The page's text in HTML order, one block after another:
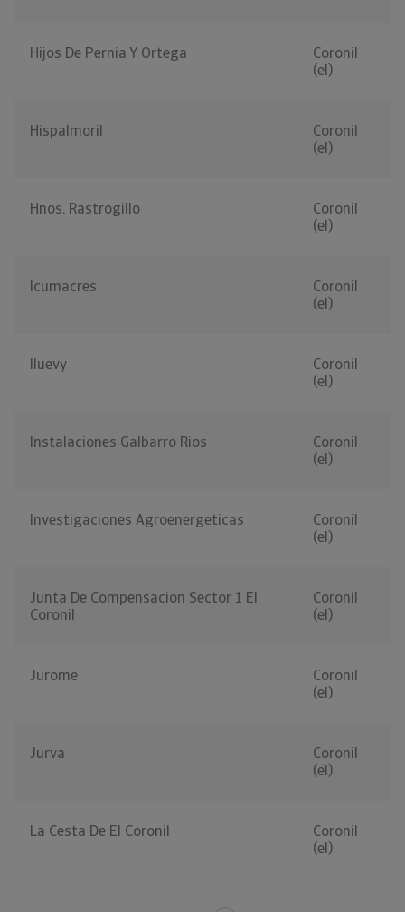
Hijos De Pernia Y Ortega
Coronil
(el)
Hispalmoril
Coronil
(el)
Hnos. Rastrogillo
Coronil
(el)
Icumacres
Coronil
(el)
Iluevy
Coronil
(el)
Instalaciones Galbarro Rios
Coronil
(el)
Investigaciones Agroenergeticas
Coronil
(el)
Junta De Compensacion Sector 1 El
Coronil
Coronil
(el)
Jurome
Coronil
(el)
Jurva
Coronil
(el)
La Cesta De El Coronil
Coronil
(el)